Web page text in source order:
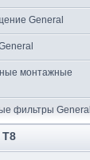
General
монтажные
фильтры General